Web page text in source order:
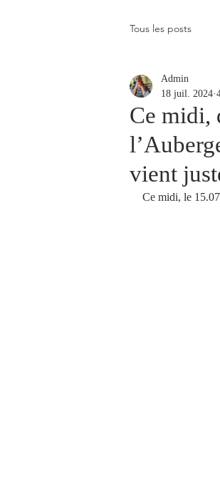
Tous les posts
Elevé
Coup de
Blogs que
Ce midi,
vient
Admin
18 juil. 2024
Ce midi, le